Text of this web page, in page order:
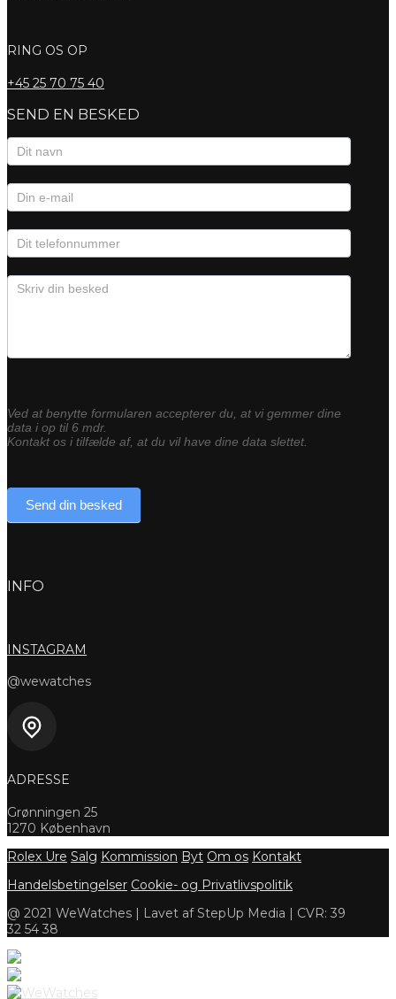
RING OS OP
+45 25 70 75 40
SEND EN BESKED
Kontaktformular
Ved at benytte formularen accepterer du, at vi gemmer dine
data i op til 6 mdr.
Kontakt os i tilfælde af, at du vil have dine data slettet.
Send din besked
INFO
INSTAGRAM
@wewatches
ADRESSE
Grønningen 25
1270 København
Rolex Ure Salg Kommission Byt Om os Kontakt
Handelsbetingelser Cookie- og Privatlivspolitik
@ 2021 WeWatches | Lavet af StepUp Media | CVR: 39
32 54 38